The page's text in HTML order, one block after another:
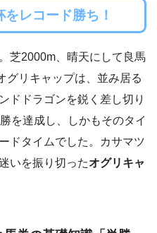
レコード勝ち！
芝2000m、晴天にして良馬
リキャップは、並み居る
ドドラゴンを鋭く差し切り
を達成し、しかもそのタイ
ドタイムでした。カサマツ
いを振り切ったオグリキャ